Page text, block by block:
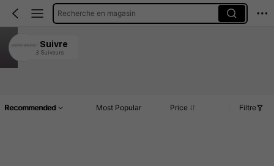
Recherche en magasin
xiaochen shopping
4.91
Suivre
18 Suiveurs
Recommended Most Popular Price Filtre